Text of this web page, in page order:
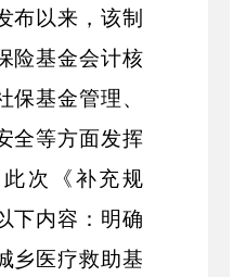
布以来，该制
险基金会计核
保基金管理、
全等方面发挥
次《补充规
下内容：明确
乡医疗救助基